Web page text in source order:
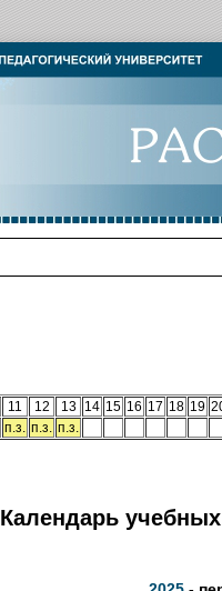
11 12 13 14 15 16 17 18 19
п.з. п.з. п.з.
Календарь